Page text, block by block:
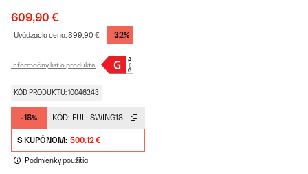
609,90 €
Uvádzacia cena:899,90 € -32%
Informačný list o produkte
KÓD PRODUKTU: 10046243
-18% KÓD: FULLSWING18
S KUPÓNOM: 500,12 €
Podmienky použitia